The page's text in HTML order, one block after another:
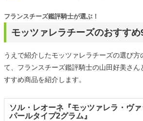
モッツァレラチーズのおすすめ
フランスチーズ鑑評騎士が選ぶ！
うえで紹介したモッツァレラチーズの選び方
て、フランスチーズ鑑評騎士の山田好美さん
すすめ商品を紹介します。
ソル・レオーネ『モッツァレラ・ヴァ
パールタイプ2グラム』